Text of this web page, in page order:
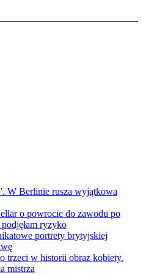
W Berlinie rusza wyjątkowa
o powrocie do zawodu po
ryzyko
portrety brytyjskiej
trzeci w historii obraz kobiety.
mistrza